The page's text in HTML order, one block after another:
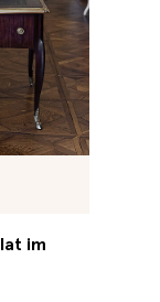
im